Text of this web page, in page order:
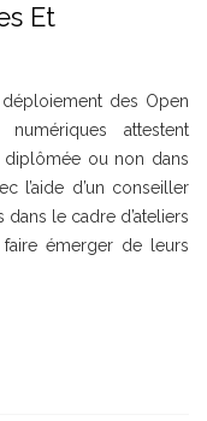
Et
des Open
attestent
diplômée ou non dans
l’aide d’un conseiller
le cadre d’ateliers
émerger de leurs